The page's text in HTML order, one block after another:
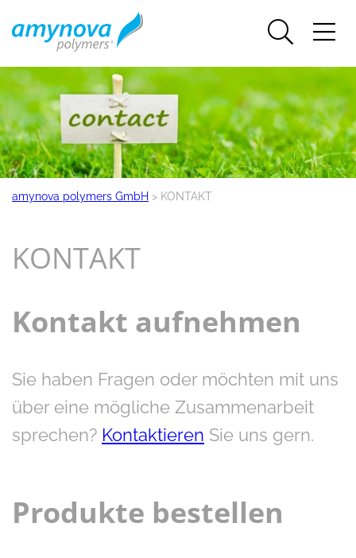
amynova polymers GmbH > KONTAKT
KONTAKT
Kontakt aufnehmen
Sie haben Fragen oder möchten mit uns
über eine mögliche Zusammenarbeit
sprechen? Kontaktieren Sie uns gern.
Produkte bestellen